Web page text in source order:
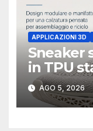
APPLICAZIONI 3D
Sneaker
in TPU
AGO 5, 2026